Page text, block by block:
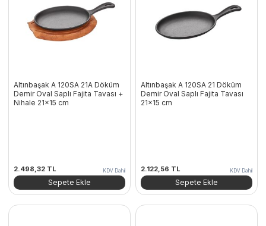
Altınbaşak A 120SA 21A Döküm
Demir Oval Saplı Fajita Tavası +
Nihale 21×15 cm
2.498,32 TL KDV Dahil
Sepete Ekle
Altınbaşak A 120SA 21 Döküm
Demir Oval Saplı Fajita Tavası
21×15 cm
2.122,56 TL KDV Dahil
Sepete Ekle